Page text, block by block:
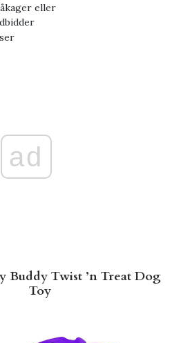
eller
ad
Buddy Twist ’n Treat Dog
Toy